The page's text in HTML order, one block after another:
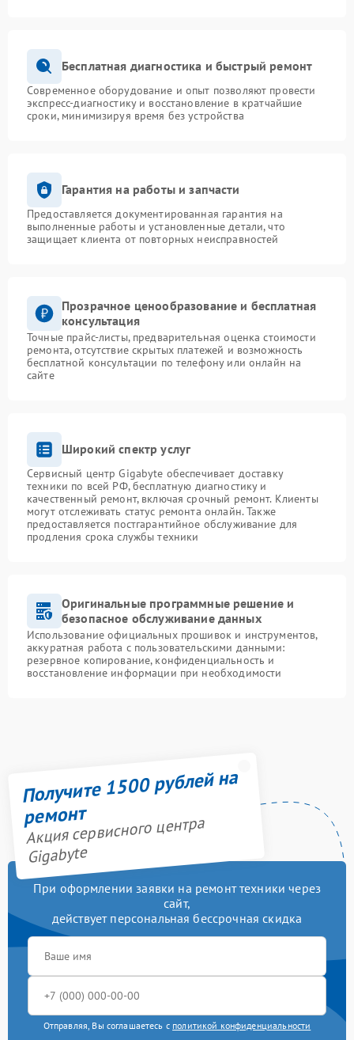
Бесплатная диагностика и быстрый ремонт
Современное оборудование и опыт позволяют провести
экспресс-диагностику и восстановление в кратчайшие
сроки, минимизируя время без устройства
Гарантия на работы и запчасти
Предоставляется документированная гарантия на
выполненные работы и установленные детали, что
защищает клиента от повторных неисправностей
Прозрачное ценообразование и бесплатная
консультация
Точные прайс-листы, предварительная оценка стоимости
ремонта, отсутствие скрытых платежей и возможность
бесплатной консультации по телефону или онлайн на
сайте
Широкий спектр услуг
Сервисный центр Gigabyte обеспечивает доставку
техники по всей РФ, бесплатную диагностику и
качественный ремонт, включая срочный ремонт. Клиенты
могут отслеживать статус ремонта онлайн. Также
предоставляется постгарантийное обслуживание для
продления срока службы техники
Оригинальные программные решение и
безопасное обслуживание данных
Использование официальных прошивок и инструментов,
аккуратная работа с пользовательскими данными:
резервное копирование, конфиденциальность и
восстановление информации при необходимости
Получите 1500 рублей на
ремонт
Акция сервисного центра
Gigabyte
При оформлении заявки на ремонт техники через
сайт,
действует персональная бессрочная скидка
Отправляя, Вы соглашаетесь с политикой конфиденциальности